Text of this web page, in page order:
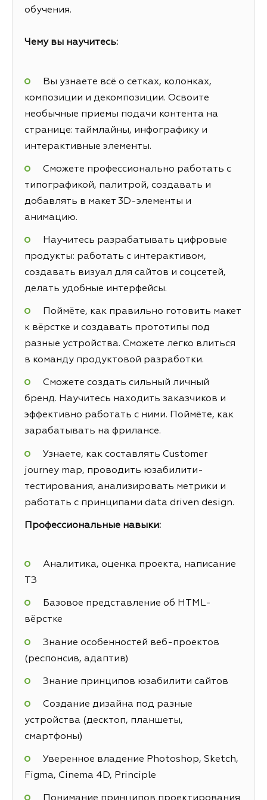
обучения.
Чему вы научитесь:
Вы узнаете всё о сетках, колонках,
композиции и декомпозиции. Освоите
необычные приемы подачи контента на
странице: таймлайны, инфографику и
интерактивные элементы.
Сможете профессионально работать с
типографикой, палитрой, создавать и
добавлять в макет 3D-элементы и
анимацию.
Научитесь разрабатывать цифровые
продукты: работать с интерактивом,
создавать визуал для сайтов и соцсетей,
делать удобные интерфейсы.
Поймёте, как правильно готовить макет
к вёрстке и создавать прототипы под
разные устройства. Сможете легко влиться
в команду продуктовой разработки.
Сможете создать сильный личный
бренд. Научитесь находить заказчиков и
эффективно работать с ними. Поймёте, как
зарабатывать на фрилансе.
Узнаете, как составлять Customer
journey map, проводить юзабилити-
тестирования, анализировать метрики и
работать с принципами data driven design.
Профессиональные навыки:
Аналитика, оценка проекта, написание
ТЗ
Базовое представление об HTML-
вёрстке
Знание особенностей веб-проектов
(респонсив, адаптив)
Знание принципов юзабилити сайтов
Создание дизайна под разные
устройства (десктоп, планшеты,
смартфоны)
Уверенное владение Photoshop, Sketch,
Figma, Cinema 4D, Principle